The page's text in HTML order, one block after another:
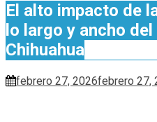
El alto impacto de
lo largo y ancho
Chihuahua
febrero 27, 2026febrero 27,